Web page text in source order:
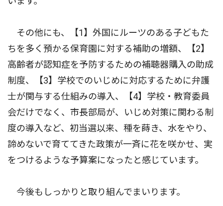
その他にも、【1】外国にルーツのある子どもた
ちを多く預かる保育園に対する補助の増額、【2】
高齢者が認知症を予防するための補聴器購入の助成
制度、【3】学校でのいじめに対応するために弁護
士が関与する仕組みの導入、【4】学校・教育委員
会だけでなく、市長部局が、いじめ対策に関わる制
度の導入など、初当選以来、種を蒔き、水をやり、
諦めないで育ててきた政策が一斉に花を咲かせ、実
をつけるような予算案になったと感じています。
今後もしっかりと取り組んでまいります。